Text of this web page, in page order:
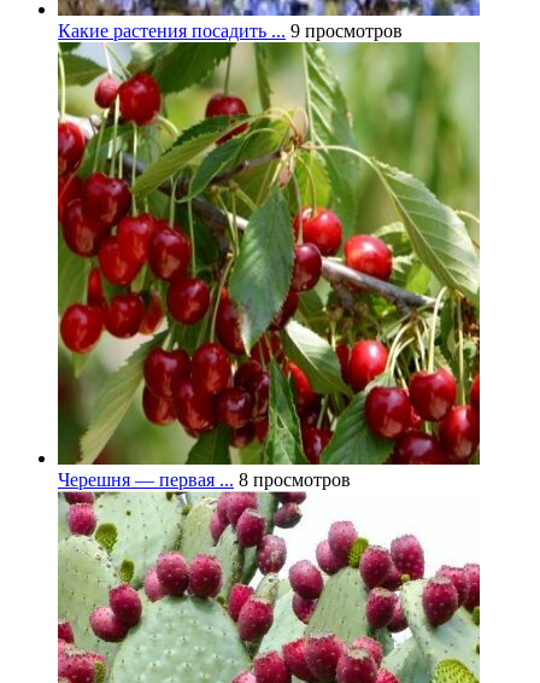
Какие растения посадить ... 9 просмотров
Черешня — первая ... 8 просмотров